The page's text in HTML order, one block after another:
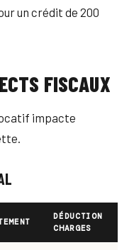
un crédit de 200
FISCAUX
impacte
DÉDUCTION
CHARGES